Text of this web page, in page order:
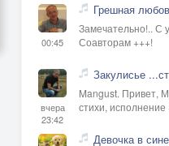
00:45
Грешная
Замечательно!.. С
Соавторам +++!
вчера
23:42
Закулисье
Mangust. Привет,
стихи,
Девочка в